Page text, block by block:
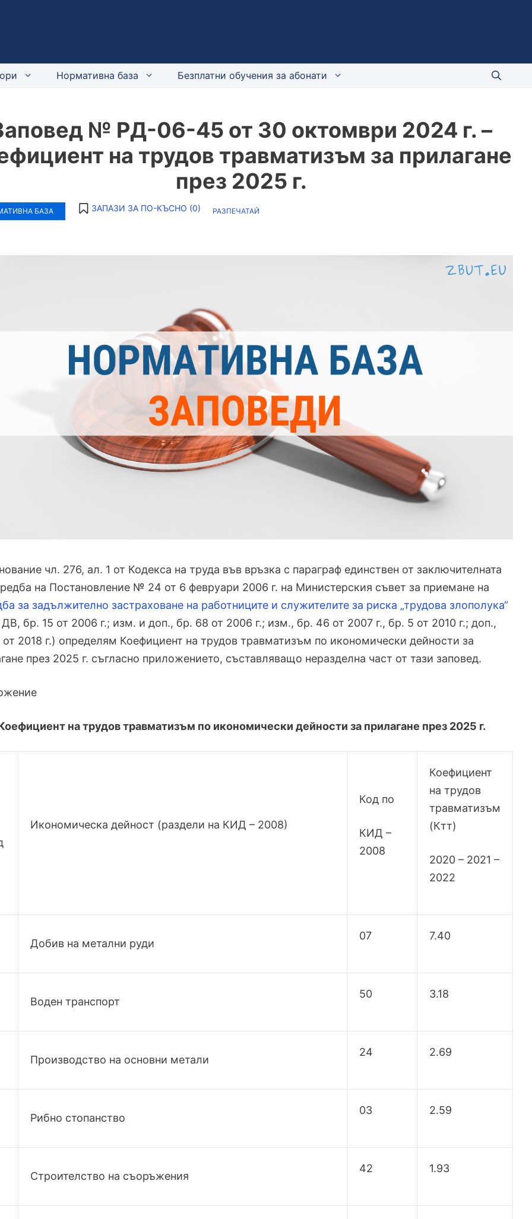
Нормативна база Безплатни обучения за абонати
№ РД-06-45 от 30 октомври 2024 г. –
на трудов травматизъм за прилагане
през 2025 г.
БАЗА ЗАПАЗИ ЗА ПО-КЪСНО (0) РАЗПЕЧАТАЙ
чл. 276, ал. 1 от Кодекса на труда във връзка с параграф единствен от заключителната
на Постановление № 24 от 6 февруари 2006 г. на Министерския съвет за приемане на
за задължително застраховане на работниците и служителите за риска „трудова злополука“
бр. 15 от 2006 г.; изм. и доп., бр. 68 от 2006 г.; изм., бр. 46 от 2007 г., бр. 5 от 2010 г.; доп.,
от 2018 г.) определям Коефициент на трудов травматизъм по икономически дейности за
през 2025 г. съгласно приложението, съставляващо неразделна част от тази заповед.
на трудов травматизъм по икономически дейности за прилагане през 2025 г.
Икономическа дейност (раздели на КИД – 2008)
Код по
КИД –
2008
Коефициент
на трудов
травматизъм
(Ктт)
2020 – 2021 –
2022
Добив на метални руди
07 7.40
Воден транспорт
50 3.18
Производство на основни метали
24 2.69
Рибно стопанство
03 2.59
Строителство на съоръжения
42 1.93